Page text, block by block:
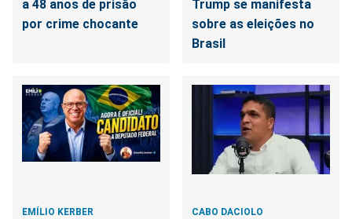
a 48 anos de prisão
por crime chocante
Trump se manifesta
sobre as eleições no
Brasil
EMÍLIO KERBER CABO DACIOLO